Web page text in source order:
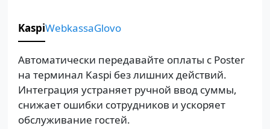
KaspiWebkassaGlovo
Автоматически передавайте оплаты с Poster
на терминал Kaspi без лишних действий.
Интеграция устраняет ручной ввод суммы,
снижает ошибки сотрудников и ускоряет
обслуживание гостей.​